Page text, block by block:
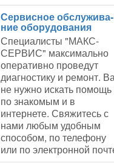
Сер­вис­ное об­слу­жи­ва­
ние обо­ру­до­ва­ния
Специалисты "МАКС-
СЕРВИС" максимально
оперативно проведут
диагностику и ремонт.
не нужно искать помощь
по знакомым и в
интернете. Свяжитесь с
нами любым удобным
способом, по телефону
или по электронной